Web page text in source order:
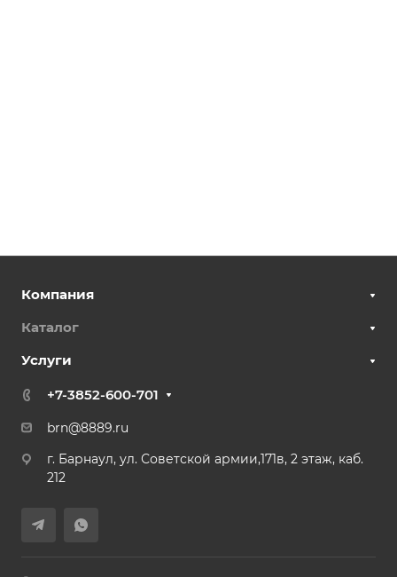
Компания
Каталог
Услуги
+7-3852-600-701
brn@8889.ru
г. Барнаул, ул. Советской армии,171в, 2 этаж, каб.
212